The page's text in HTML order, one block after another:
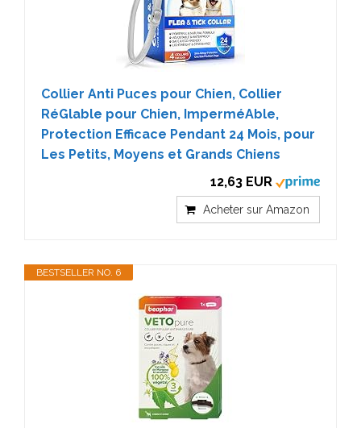
Collier Anti Puces pour Chien, Collier
RéGlable pour Chien, ImperméAble,
Protection Efficace Pendant 24 Mois, pour
Les Petits, Moyens et Grands Chiens
12,63 EUR
Acheter sur Amazon
BESTSELLER NO. 6